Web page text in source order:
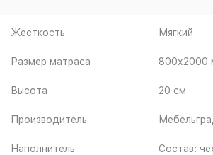
Жесткость Мягкий
Размер матраса 800х2000
Высота 20 см
Производитель
Наполнитель
Состав: